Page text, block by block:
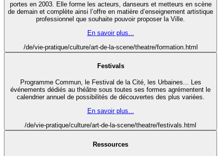
portes en 2003. Elle forme les acteurs, danseurs et metteurs en scène
de demain et complète ainsi l’offre en matière d’enseignement artistique
professionnel que souhaite pouvoir proposer la Ville.
En savoir plus...
/de/vie-pratique/culture/art-de-la-scene/theatre/formation.html
Festivals
Programme Commun, le Festival de la Cité, les Urbaines... Les
événements dédiés au théâtre sous toutes ses formes agrémentent le
calendrier annuel de possibilités de découvertes des plus variées.
En savoir plus...
/de/vie-pratique/culture/art-de-la-scene/theatre/festivals.html
Ressources